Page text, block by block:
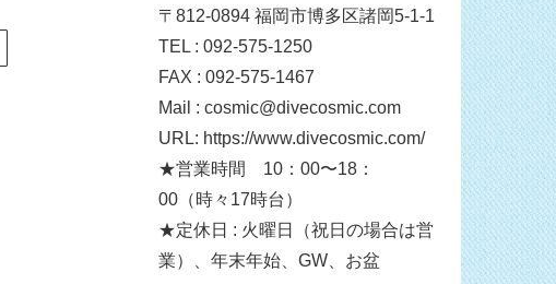
〒812-0894 福岡市博多区諸岡5-1-1
TEL : 092-575-1250
FAX : 092-575-1467
Mail : cosmic@divecosmic.com
URL: https://www.divecosmic.com/
★営業時間 10：00〜18：
00（時々17時台）
★定休日 : 火曜日（祝日の場合は営
業）、年末年始、GW、お盆